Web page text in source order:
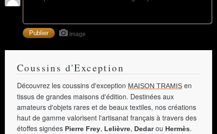
Image
Coussins d'Exception
Découvrez les coussins d'exception MAISON TRAMIS en
tissus de grandes maisons d'édition. Destinées aux
amateurs d'objets rares et de beaux textiles, nos créations
haut de gamme valorisent l'artisanat français à travers des
étoffes signées Pierre Frey, Lelièvre, Dedarou Hermès.